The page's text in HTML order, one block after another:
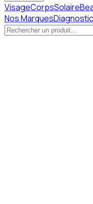
VisageCorpsSolaire
Nos Marques